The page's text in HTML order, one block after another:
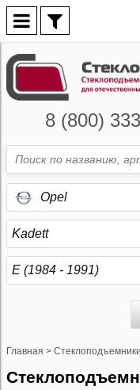
8 (800)
Opel
Kadett
E (1984 - 1991)
Главная > Стеклоподъемники